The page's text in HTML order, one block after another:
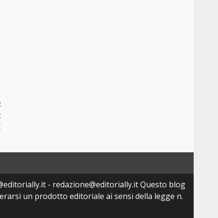
- redazione@editorially.it Questo blog
un prodotto editoriale ai sensi della legge n.